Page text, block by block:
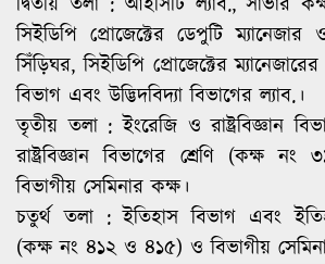
সিইডিপি প্রোজেক্টের ডেপুটি
সিঁড়িঘর, সিইডিপি প্রোজেক্টের ম্যানেজারের
বিভাগ এবং উদ্ভিদবিদ্যা বিভাগের ল্যাব.।
তৃতীয় তলা : ইংরেজি ও রাষ্ট্রবিজ্ঞান
রাষ্ট্রবিজ্ঞান বিভাগের শ্রেণি (কক্ষ
বিভাগীয় সেমিনার কক্ষ।
চতুর্থ তলা : ইতিহাস বিভাগ এবং
(কক্ষ নং ৪১২ ও ৪১৫) ও বিভাগীয়